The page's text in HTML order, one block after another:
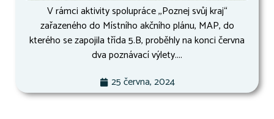
V rámci aktivity spolupráce ,,Poznej svůj kraj“
zařazeného do Místního akčního plánu, MAP, do
kterého se zapojila třída 5.B, proběhly na konci června
dva poznávací výlety....
25 června, 2024